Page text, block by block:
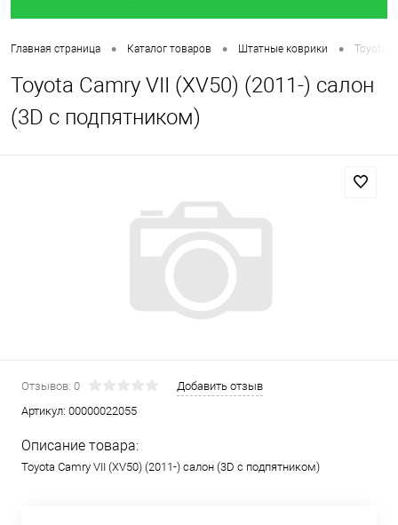
Главная страница • Каталог товаров • Штатные коврики • Toyota
Toyota Camry VII (XV50) (2011-) салон
(3D с подпятником)
Отзывов: 0
Добавить отзыв
Артикул: 00000022055
Описание товара:
Toyota Camry VII (XV50) (2011-) салон (3D с подпятником)